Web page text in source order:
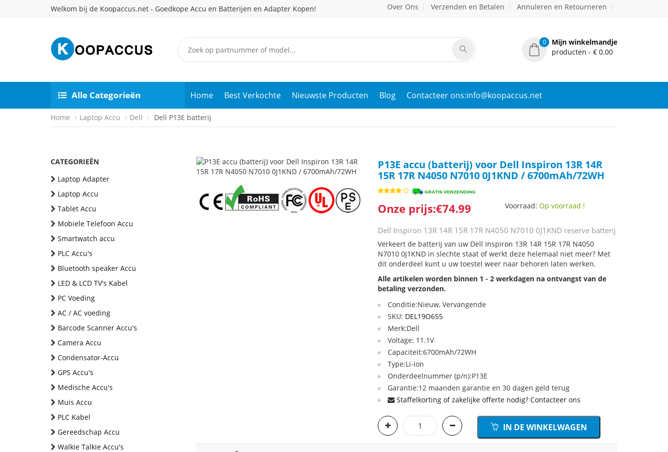
Welkom bij de Koopaccus.net - Goedkope Accu en Batterijen en Adapter Kopen! Over Ons Verzenden en Betalen Annuleren en Retourneren
0
Mijn winkelmandje
producten - € 0.00
Alle Categorieën Home Best Verkochte Nieuwste Producten Blog Contacteer ons:info@koopaccus.net
Home Laptop Accu Dell Dell P13E batterij
CATEGORIEËN
Laptop Adapter
Laptop Accu
Tablet Accu
Mobiele Telefoon Accu
Smartwatch accu
PLC Accu's
Bluetooth speaker Accu
LED & LCD TV's Kabel
PC Voeding
AC / AC voeding
Barcode Scanner Accu's
Camera Accu
Condensator-Accu
GPS Accu's
Medische Accu's
Muis Accu
PLC Kabel
Gereedschap Accu
Walkie Talkie Accu's
P13E accu (batterij) voor Dell Inspiron 13R 14R
15R 17R N4050 N7010 0J1KND / 6700mAh/72WH
Onze prijs:€74.99 Voorraad:Op voorraad !
Dell Inspiron 13R 14R 15R 17R N4050 N7010 0J1KND reserve batterij
Verkeert de batterij van uw Dell Inspiron 13R 14R 15R 17R N4050
N7010 0J1KND in slechte staat of werkt deze helemaal niet meer? Met
dit onderdeel kunt u uw toestel weer naar behoren laten werken.
Alle artikelen worden binnen 1 - 2 werkdagen na ontvangst van de
betaling verzonden.
Conditie:Nieuw, Vervangende
SKU: DEL19O655
Merk:Dell
Voltage: 11.1V
Capaciteit:6700mAh/72WH
Type:Li-ion
Onderdeelnummer (p/n):P13E
Garantie:12 maanden garantie en 30 dagen geld terug
Staffelkorting of zakelijke offerte nodig? Contacteer ons
IN DE WINKELWAGEN